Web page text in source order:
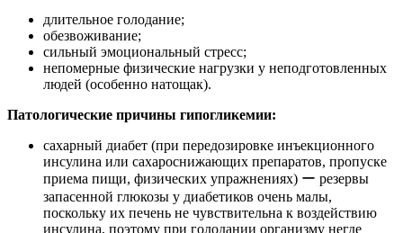
длительное голодание;
обезвоживание;
сильный эмоциональный стресс;
непомерные физические нагрузки у неподготовленных
людей (особенно натощак).
Патологические причины гипогликемии:
сахарный диабет (при передозировке инъекционного
инсулина или сахароснижающих препаратов, пропуске
приема пищи, физических упражнениях) ー резервы
запасенной глюкозы у диабетиков очень малы,
поскольку их печень не чувствительна к воздействию
инсулина, поэтому при голодании организму негде